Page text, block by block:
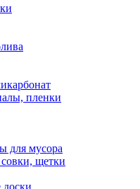
пленки
для мусора
щетки
доски